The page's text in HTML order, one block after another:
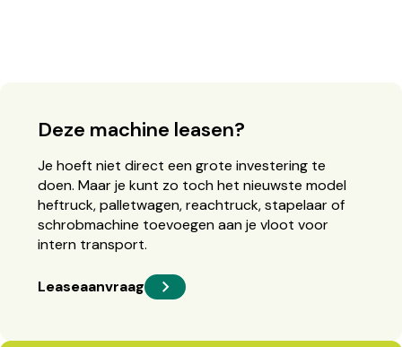
Deze machine leasen?
Je hoeft niet direct een grote investering te
doen. Maar je kunt zo toch het nieuwste model
heftruck, palletwagen, reachtruck, stapelaar of
schrobmachine toevoegen aan je vloot voor
intern transport.
Leaseaanvraag